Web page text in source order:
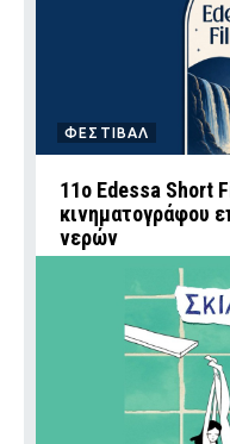
ΦΕΣΤΙΒΑΛ
11ο Edessa Short
κινηματογράφου
νερών